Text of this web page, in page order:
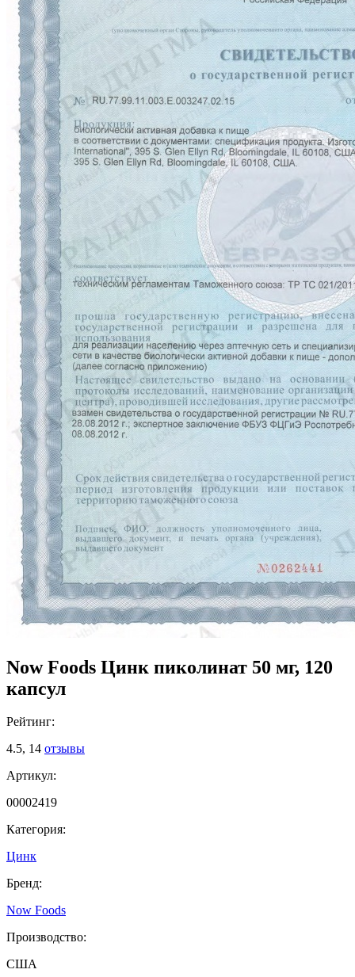
Now Foods Цинк пиколинат 50 мг, 120
капсул
Рейтинг:
4.5, 14 отзывы
Артикул:
00002419
Категория:
Цинк
Бренд:
Now Foods
Производство:
США